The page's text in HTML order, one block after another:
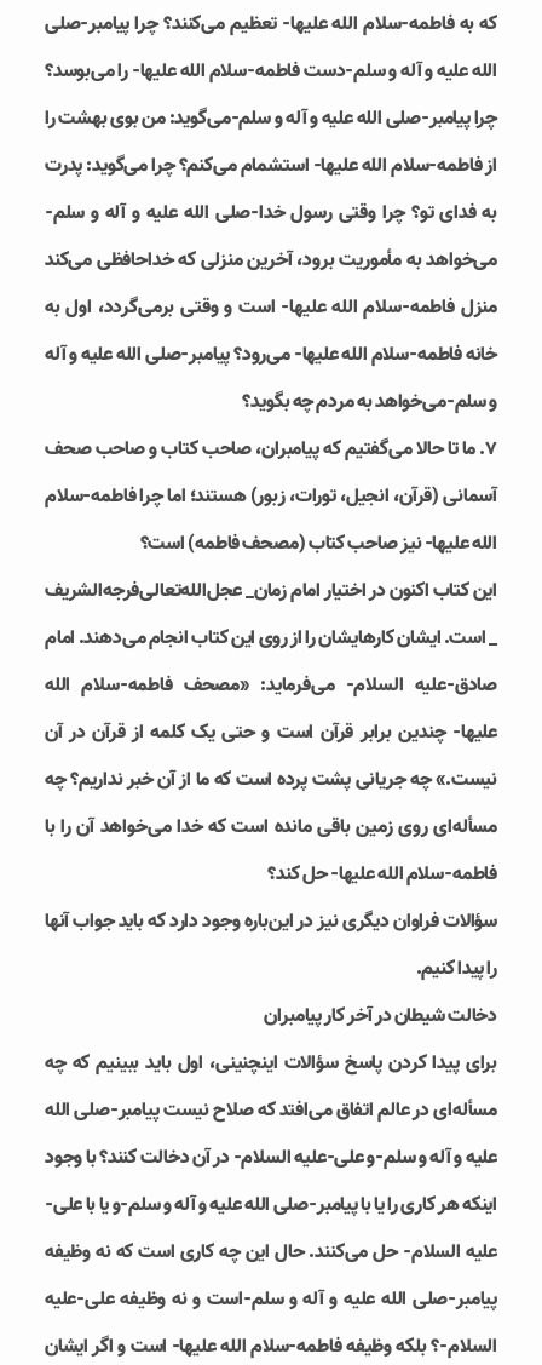
که به فاطمه-سلام الله علیها- تعظیم می‌کنند؟ چرا پیامبر-صلی
الله علیه و آله و سلم-دست فاطمه-سلام الله علیها- را می‌بوسد؟
چرا پیامبر-صلی الله علیه و آله و سلم-می‌گوید: من بوی بهشت را
از فاطمه-سلام الله علیها- استشمام می‌کنم؟ چرا می‌گوید: پدرت
به فدای تو؟ چرا وقتی رسول خدا-صلی الله علیه و آله و سلم-
می‌خواهد به مأموریت برود، آخرین منزلی که خداحافظی می‌کند
منزل فاطمه-سلام الله علیها- است و وقتی برمی‌گردد، اول به
خانه فاطمه-سلام الله علیها- می‌رود؟ پیامبر-صلی الله علیه و آله
و سلم-می‌خواهد به مردم چه بگوید؟
7. ما تا حالا می‌گفتیم که پیامبران، صاحب کتاب و صاحب صحف
آسمانی (قرآن، انجیل، تورات، زبور) هستند؛ اما چرا فاطمه-سلام
الله علیها- نیز صاحب کتاب (مصحف فاطمه) است؟
این کتاب اکنون در اختیار امام زمان_ عجل‌الله‌تعالی‌فرجه‌الشریف
_ است. ایشان کارهایشان را از روی این کتاب انجام می‌دهند. امام
صادق-علیه السلام- می‌فرماید: «مصحف فاطمه-سلام الله
علیها- چندین برابر قرآن است و حتی یک کلمه از قرآن در آن
نیست.» چه جریانی پشت پرده است که ما از آن خبر نداریم؟ چه
مسأله‌ای روی زمین باقی مانده است که خدا می‌خواهد آن را با
فاطمه-سلام الله علیها- حل کند؟
سؤالات فراوان دیگری نیز در این‌باره وجود دارد که باید جواب آنها
را پیدا کنیم.
دخالت شیطان در آخر کار پیامبران
برای پیدا کردن پاسخ سؤالات اینچنینی، اول باید ببینیم که چه
مسأله‌ای در عالم اتفاق می‌افتد که صلاح نیست پیامبر-صلی الله
علیه و آله و سلم-و علی-علیه السلام- در آن دخالت کنند؟ با وجود
اینکه هر کاری را یا با پیامبر-صلی الله علیه و آله و سلم-و یا با علی-
علیه السلام- حل می‌کنند. حال این چه کاری است که نه وظیفه
پیامبر-صلی الله علیه و آله و سلم-است و نه وظیفه علی-علیه
السلام-؟ بلکه وظیفه فاطمه-سلام الله علیها- است و اگر ایشان